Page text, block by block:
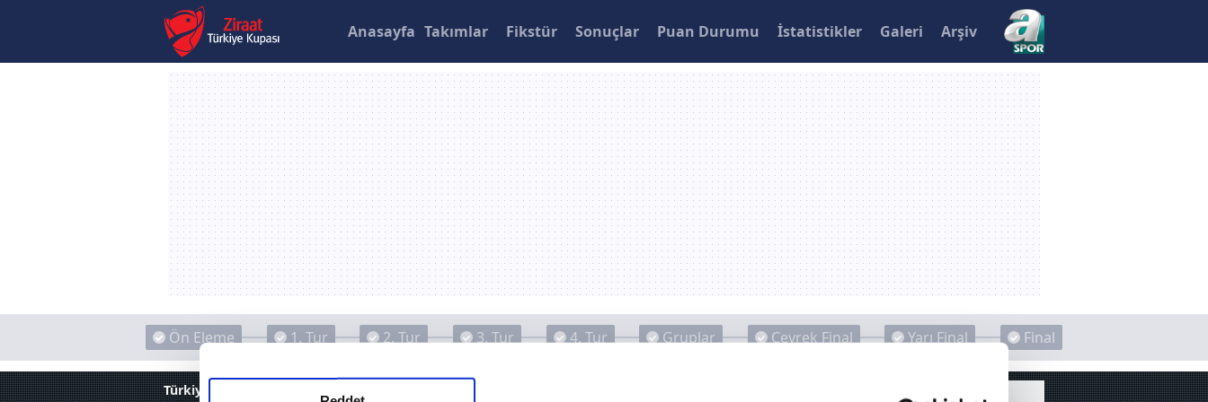
Anasayfa Takımlar Fikstür Sonuçlar Puan Durumu İstatistikler Galeri Arşiv
Ön Eleme 1. Tur 2. Tur 3. Tur 4. Tur Gruplar Çeyrek Final Yarı Final Final
Türkiye Kupası